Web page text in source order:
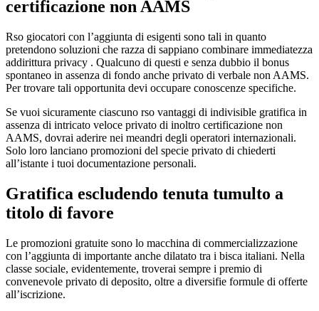
certificazione non AAMS
Rso giocatori con l’aggiunta di esigenti sono tali in quanto
pretendono soluzioni che razza di sappiano combinare immediatezza
addirittura privacy . Qualcuno di questi e senza dubbio il bonus
spontaneo in assenza di fondo anche privato di verbale non AAMS.
Per trovare tali opportunita devi occupare conoscenze specifiche.
Se vuoi sicuramente ciascuno rso vantaggi di indivisible gratifica in
assenza di intricato veloce privato di inoltro certificazione non
AAMS, dovrai aderire nei meandri degli operatori internazionali.
Solo loro lanciano promozioni del specie privato di chiederti
all’istante i tuoi documentazione personali.
Gratifica escludendo tenuta tumulto a
titolo di favore
Le promozioni gratuite sono lo macchina di commercializzazione
con l’aggiunta di importante anche dilatato tra i bisca italiani. Nella
classe sociale, evidentemente, troverai sempre i premio di
convenevole privato di deposito, oltre a diversifie formule di offerte
all’iscrizione.